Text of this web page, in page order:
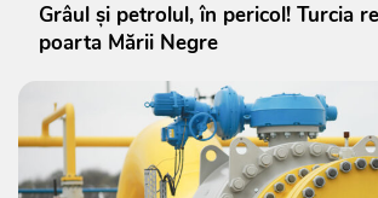
Grâul și petrolul, în pericol! Turcia
poarta Mării Negre